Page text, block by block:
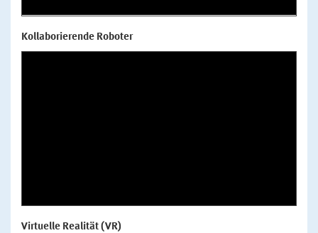
Kollaborierende Roboter
Virtuelle Realität (VR)